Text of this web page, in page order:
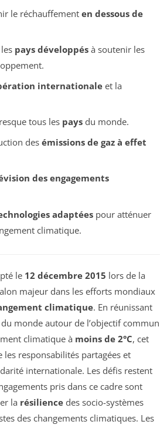
le réchauffement en dessous de
pays développésà soutenir les
internationaleet la
tous les paysdu monde.
des émissions de gaz à effet
des engagements
adaptéespour atténuer
climatique.
le 12 décembre 2015 lors de la
majeur dans les efforts mondiaux
climatique. En réunissant
monde autour de l’objectif commun
climatique à moins de 2°C, cet
responsabilités partagées et
internationale. Les défis restent
pris dans ce cadre sont
la résilience des socio-systèmes
des changements climatiques. Les